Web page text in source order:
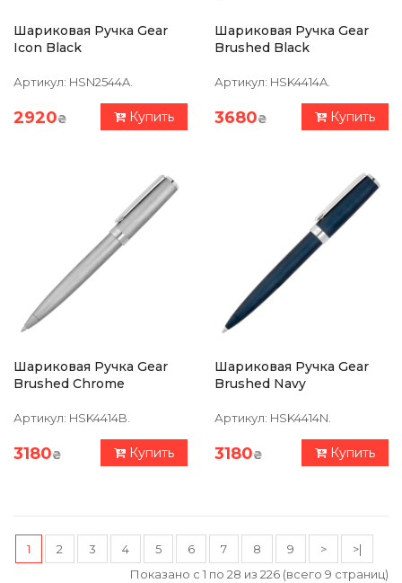
Шариковая Ручка Gear
Icon Black
Артикул: HSN2544A.
2920₴ Купить
Шариковая Ручка Gear
Brushed Black
Артикул: HSK4414A.
3680₴ Купить
Шариковая Ручка Gear
Brushed Chrome
Артикул: HSK4414B.
3180₴ Купить
Шариковая Ручка Gear
Brushed Navy
Артикул: HSK4414N.
3180₴ Купить
1 2 3 4 5 6 7 8 9 >
>|
Показано с 1 по 28 из 226 (всего 9 страниц)